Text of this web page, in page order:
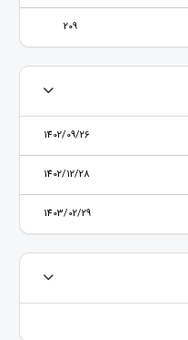
209
1402/09/26
1402/12/28
1403/02/29